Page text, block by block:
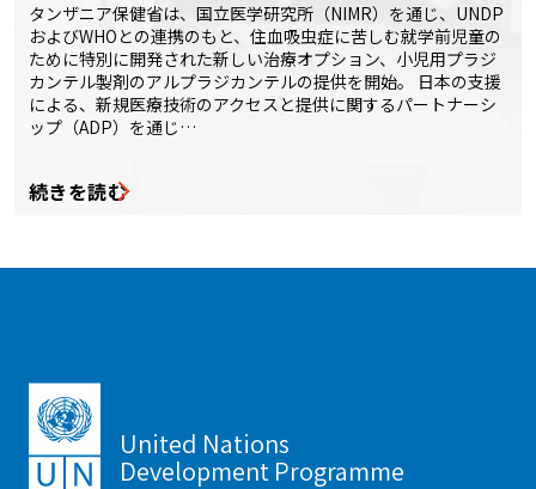
タンザニア保健省は、国立医学研究所（NIMR）を通じ、UNDP
およびWHOとの連携のもと、住血吸虫症に苦しむ就学前児童の
ために特別に開発された新しい治療オプション、小児用プラジ
カンテル製剤のアルプラジカンテルの提供を開始。 日本の支援
による、新規医療技術のアクセスと提供に関するパートナーシ
ップ（ADP）を通じ…
続きを読む
United Nations
Development Programme